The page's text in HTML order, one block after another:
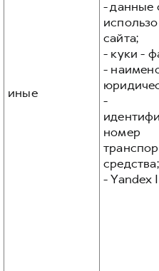
иные
- данные
сайта;
- куки -
-
-
номер
средства;
- Yandex